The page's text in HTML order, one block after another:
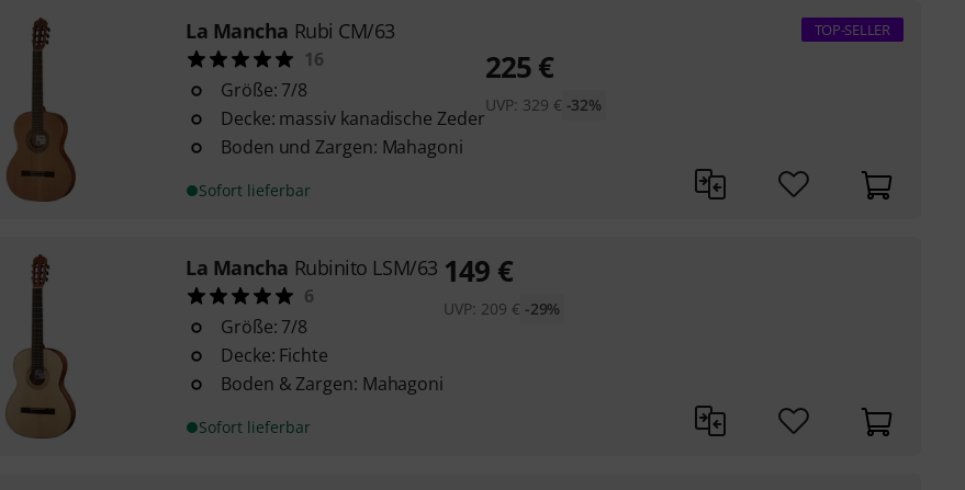
La Mancha Rubi CM/63
16
Größe: 7/8
Decke: massiv kanadische Zeder
Boden und Zargen: Mahagoni
Sofort lieferbar
TOP-SELLER
225€
UVP: 329 € -32%
La Mancha Rubinito LSM/63
6
Größe: 7/8
Decke: Fichte
Boden & Zargen: Mahagoni
Sofort lieferbar
149 €
UVP: 209 € -29%